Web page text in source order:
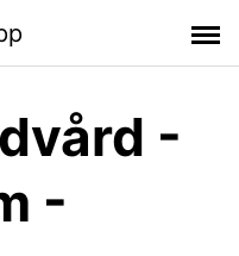
-
-